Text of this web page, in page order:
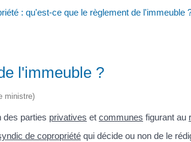
: qu'est-ce que le règlement de l'immeuble
l'immeuble ?
ministre)
des parties privatives et communes figurant au
de copropriété qui décide ou non de le